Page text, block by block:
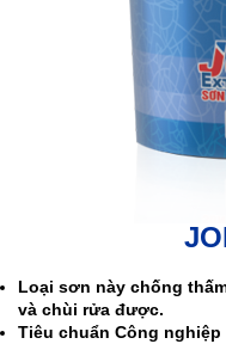
Loại sơn này chống
và chùi rửa được.
Tiêu chuẩn Công nghiệp